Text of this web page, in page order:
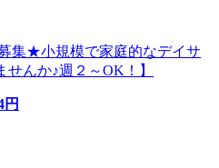
集★小規模で家庭的なデイサ
んか♪週２～OK！】
円